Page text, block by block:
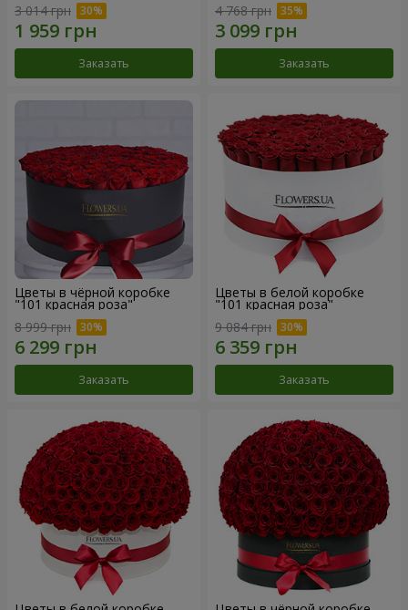
3 014 грн
Заказать
4 768 грн
Заказать
Цветы в чёрной коробке
"101 красная роза"
8 999 грн
Заказать
Цветы в белой коробке
"101 красная роза"
9 084 грн
Заказать